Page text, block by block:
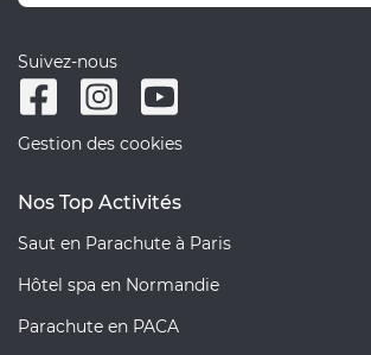
Suivez-nous
Gestion des cookies
Nos Top Activités
Saut en Parachute à Paris
Hôtel spa en Normandie
Parachute en PACA